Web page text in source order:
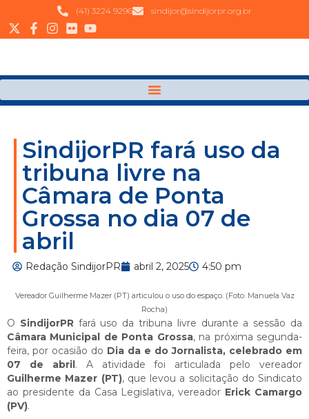
(41) 3224 9296 sindijor@sindijorpr.org.br
SindijorPR fará uso da
tribuna livre na
Câmara de Ponta
Grossa no dia 07 de
abril
Redação SindijorPR abril 2, 2025 4:50 pm
Vereador Guilherme Mazer (PT) articulou o uso do espaço. (Foto: Manuela Vaz
Rocha)
O SindijorPRfará uso da tribuna livre durante a sessão da
Câmara Municipal de Ponta Grossa, na próxima segunda-
feira, por ocasião do Dia da e do Jornalista, celebrado em
07 de abril. A atividade foi articulada pelo vereador
Guilherme Mazer (PT), que levou a solicitação do Sindicato
ao presidente da Casa Legislativa, vereador Erick Camargo
(PV).